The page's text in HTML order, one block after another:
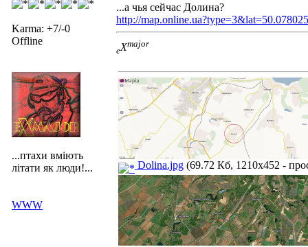
Karma: +7/-0
Offline
...птахи вміють
літати як люди!...
WWW
...а чья сейчас Долина?
http://
eXmajor
Dolina.jpg (69.72 Кб, 1210x452 -